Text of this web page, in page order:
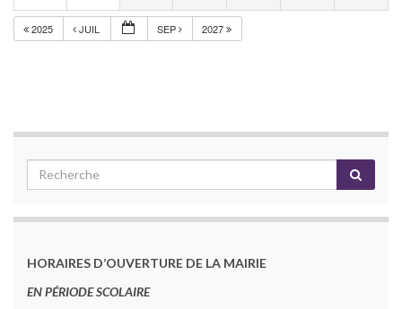
2025 JUIL SEP 2027
HORAIRES D’OUVERTURE DE LA MAIRIE
EN PÉRIODE SCOLAIRE